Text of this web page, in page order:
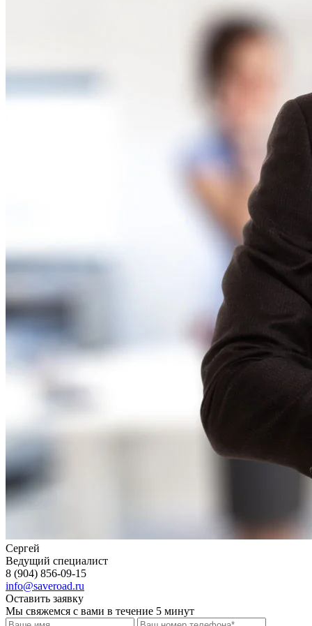
Сергей
Ведущий специалист
8 (904) 856-09-15
info@saveroad.ru
Оставить заявку
Мы свяжемся с вами в течение 5 минут